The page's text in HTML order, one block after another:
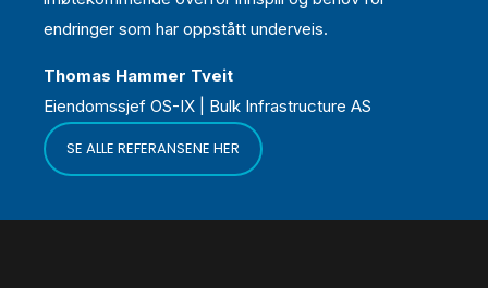
endringer som har oppstått underveis.
Thomas Hammer Tveit
Eiendomssjef OS-IX | Bulk Infrastructure AS
SE ALLE REFERANSENE HER